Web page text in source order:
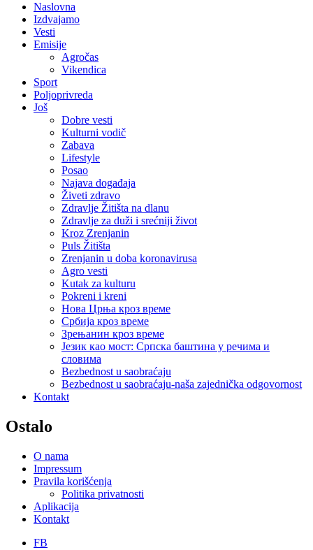
Naslovna
Izdvajamo
Vesti
Emisije
Agročas
Vikendica
Sport
Poljoprivreda
Još
Dobre vesti
Kulturni vodič
Zabava
Lifestyle
Posao
Najava događaja
Živeti zdravo
Zdravlje Žitišta na dlanu
Zdravlje za duži i srećniji život
Kroz Zrenjanin
Puls Žitišta
Zrenjanin u doba koronavirusa
Agro vesti
Kutak za kulturu
Pokreni i kreni
Нова Црња кроз време
Србија кроз време
Зрењанин кроз време
Језик као мост: Српска баштина у речима и
словима
Bezbednost u saobraćaju
Bezbednost u saobraćaju-naša zajednička odgovornost
Kontakt
Ostalo
O nama
Impressum
Pravila korišćenja
Politika privatnosti
Aplikacija
Kontakt
FB